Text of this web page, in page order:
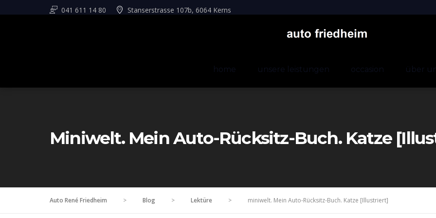
041 611 14 80 Stanserstrasse 107b, 6064 Kerns
home unsere leistungen occasion über
Miniwelt. Mein Auto-Rücksitz-Buch. Katze
Auto René Friedheim > Blog > Lektüre > miniwelt. Mein Auto-Rücksitz-Buch. Katze [Illustriert]